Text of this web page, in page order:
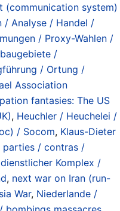
(communication system)
/ Analyse / Handel /
/ Proxy-Wahlen /
/
/ Ortung /
Association
fantasies: The US
, Heuchler / Heuchelei /
/ Socom, Klaus-Dieter
parties / contras /
Komplex /
, next war on Iran (run-
War, Niederlande /